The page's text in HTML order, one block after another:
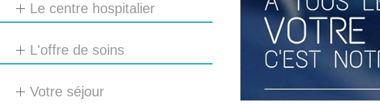
Le centre hospitalier
L'offre de soins
Votre séjour